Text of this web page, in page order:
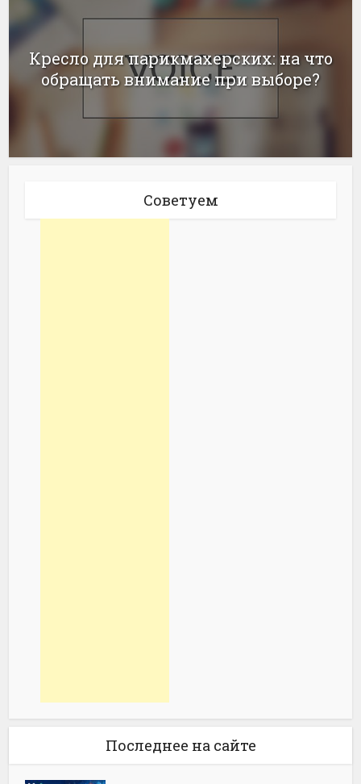
Кресло для парикмахерских: на что
обращать внимание при выборе?
Советуем
Последнее на сайте